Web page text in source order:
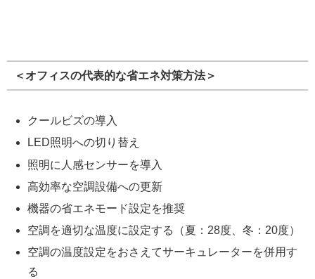
＜オフィスの代表的な省エネ対策方法＞
クールビズの導入
LED照明への切り替え
照明に人感センサーを導入
高効率な空調設備への更新
機器の省エネモード設定を推奨
空調を適切な温度に設定する（夏：28度、冬：20度）
空調の温度設定をおさえてサーキュレーターを併用す
る